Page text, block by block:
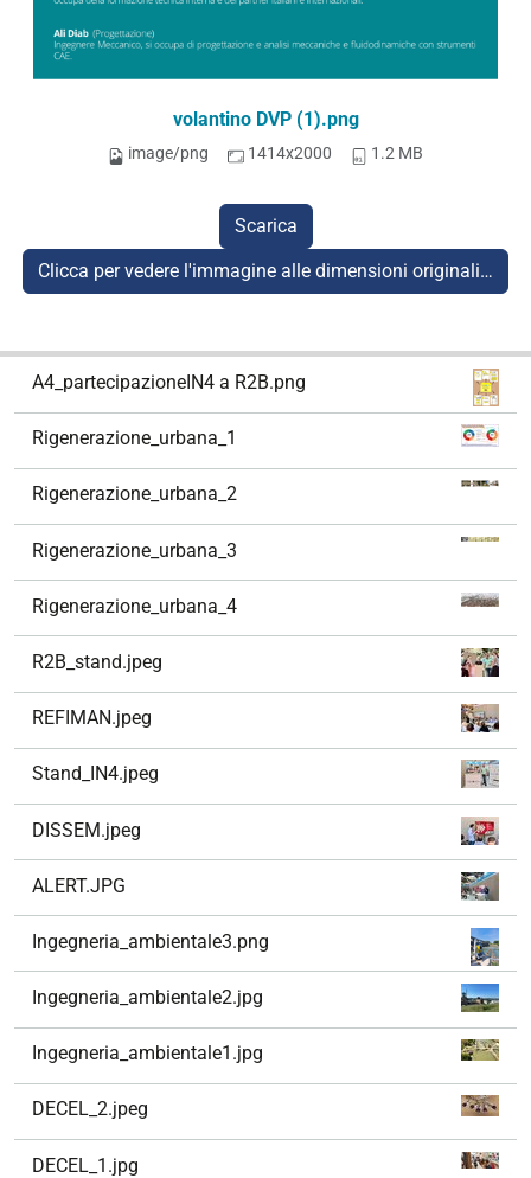
volantino DVP (1).png
image/png 1414x2000 1.2 MB
Scarica
Clicca per vedere l'immagine alle dimensioni originali…
A4_partecipazioneIN4 a R2B.png
Rigenerazione_urbana_1
Rigenerazione_urbana_2
Rigenerazione_urbana_3
Rigenerazione_urbana_4
R2B_stand.jpeg
REFIMAN.jpeg
Stand_IN4.jpeg
DISSEM.jpeg
ALERT.JPG
Ingegneria_ambientale3.png
Ingegneria_ambientale2.jpg
Ingegneria_ambientale1.jpg
DECEL_2.jpeg
DECEL_1.jpg